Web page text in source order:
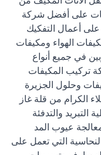
على أفضل شركة
أعمال التفكيك
الهواء ومكيفات
في جميع أنواع
تركيب المكيفات
وحلول الجزيرة
الكرام من قلة غاز
والتدفئة
عيوب المد
التي تعمل على